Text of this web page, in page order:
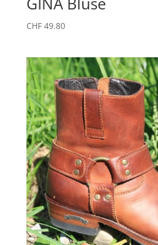
CHF49.80